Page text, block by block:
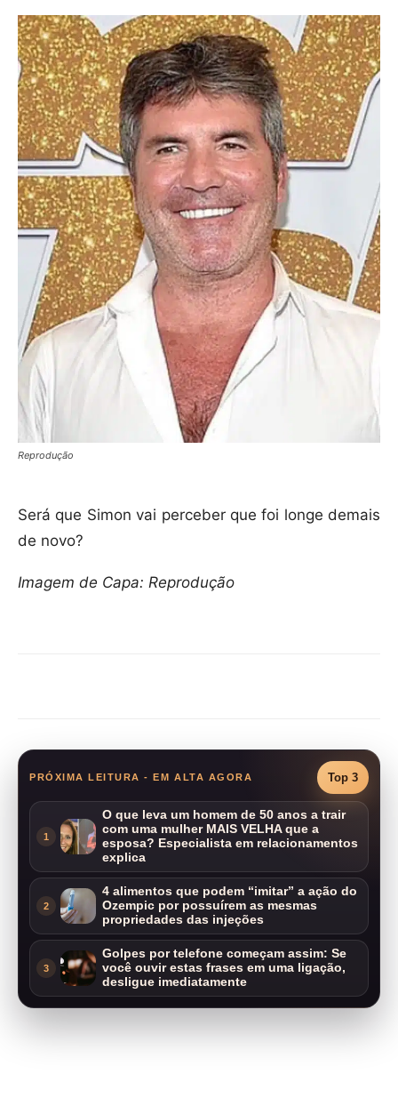
Reprodução
Será que Simon vai perceber que foi longe demais
de novo?
Imagem de Capa: Reprodução
PRÓXIMA LEITURA - EM ALTA AGORA Top 3
1
O que leva um homem de 50 anos a trair
com uma mulher MAIS VELHA que a
esposa? Especialista em relacionamentos
explica
2
4 alimentos que podem “imitar” a ação do
Ozempic por possuírem as mesmas
propriedades das injeções
3
Golpes por telefone começam assim: Se
você ouvir estas frases em uma ligação,
desligue imediatamente